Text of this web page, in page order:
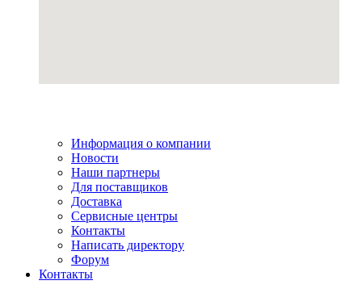
Информация о компании
Новости
Наши партнеры
Для поставщиков
Доставка
Сервисные центры
Контакты
Написать директору
Форум
Контакты